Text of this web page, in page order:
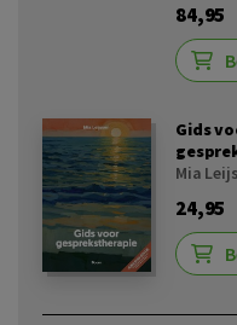
84,95
Gids
Mia
24,95